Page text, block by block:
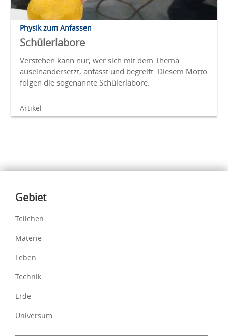
Physik zum Anfassen
Schülerlabore
Verstehen kann nur, wer sich mit dem Thema
auseinandersetzt, anfasst und begreift. Diesem Motto
folgen die sogenannte Schülerlabore.
Artikel
Inhalte
Gebiet
Teilchen
Materie
Leben
Technik
Erde
Universum